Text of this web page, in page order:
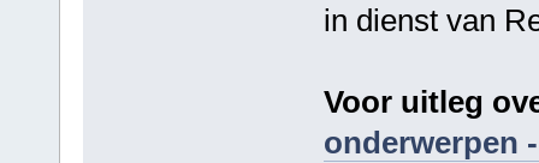
in dienst van
Voor uitleg
onderwerpen